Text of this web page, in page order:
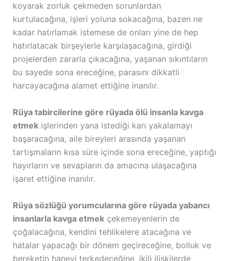
koyarak zorluk çekmeden sorunlardan
kurtulacağına, işleri yoluna sokacağına, bazen ne
kadar hatırlamak istemese de onları yine de hep
hatırlatacak birşeylerle karşılaşacağına, girdiği
projelerden zararla çıkacağına, yaşanan sıkıntıların
bu sayede sona ereceğine, parasını dikkatli
harcayacağına alamet ettiğine inanılır.
Rüya tabircilerine göre rüyada ölü insanla kavga
etmekişlerinden yana istediği karı yakalamayı
başaracağına, aile bireyleri arasında yaşanan
tartışmaların kısa süre içinde sona ereceğine, yaptığı
hayırların ve sevapların da amacına ulaşacağına
işaret ettiğine inanılır.
Rüya sözlüğü yorumcularına göre rüyada yabancı
insanlarla kavga etmekçekemeyenlerin de
çoğalacağına, kendini tehlikelere atacağına ve
hatalar yapacağı bir dönem geçireceğine, bolluk ve
bereketin haneyi terkedeceğine, ikili ilişkilerde